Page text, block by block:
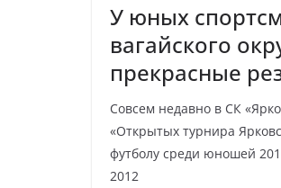
У юных
вагайского
прекрасные
Совсем недавно в СК
«Открытых турнира
футболу среди юношей
2012